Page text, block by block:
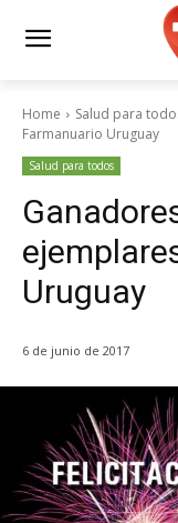
Home Salud para
Farmanuario Uruguay
Salud para todos
Uruguay
6 de junio de 2017